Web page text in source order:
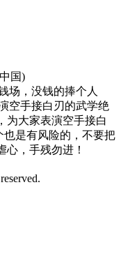
国)
场，没钱的捧个人
空手接白刃的武学绝
为大家表演空手接白
也是有风险的，不要把
心，手残勿进！